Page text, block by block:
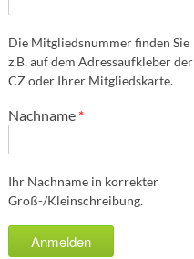
Die Mitgliedsnummer finden Sie
z.B. auf dem Adressaufkleber der
CZ oder Ihrer Mitgliedskarte.
Nachname *
Ihr Nachname in korrekter
Groß-/Kleinschreibung.